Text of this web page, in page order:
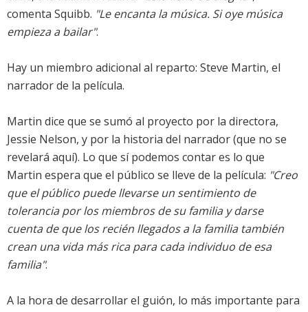
comenta Squibb. "Le encanta la música. Si oye música
empieza a bailar".
Hay un miembro adicional al reparto: Steve Martin, el
narrador de la película.
Martin dice que se sumó al proyecto por la directora,
Jessie Nelson, y por la historia del narrador (que no se
revelará aquí). Lo que sí podemos contar es lo que
Martin espera que el público se lleve de la película: "Creo
que el público puede llevarse un sentimiento de
tolerancia por los miembros de su familia y darse
cuenta de que los recién llegados a la familia también
crean una vida más rica para cada individuo de esa
familia".
A la hora de desarrollar el guión, lo más importante para